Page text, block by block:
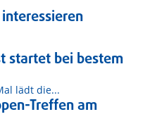
startet bei bestem
lädt die...
Treffen am